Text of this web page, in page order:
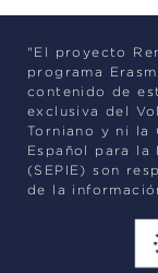
"El proyecto
programa
contenido de
exclusiva del
Torniano y ni la
Español para la
(SEPIE) son
de la